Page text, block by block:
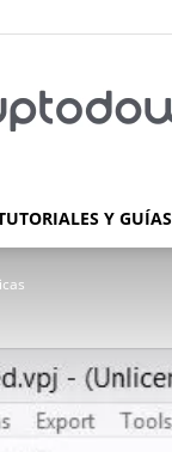
Blog
Y GUÍAS